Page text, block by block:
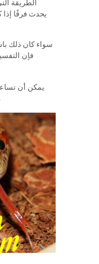
الطريقة
يحدث فرقًا
سواء كان ذلك
فإن
يمكن أن
الحلم على فهم معنى الثعبان في حلمك.